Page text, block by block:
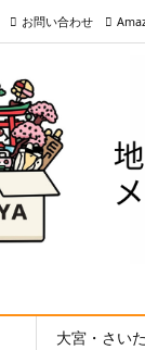
大宮・さい
お問い合わせ